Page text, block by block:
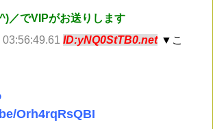
／でVIPがお送りします
ID:yNQ0StTB0.net ▼こ
Orh4rqRsQBI